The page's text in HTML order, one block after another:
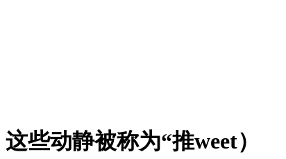
这些动静被称为“推weet）